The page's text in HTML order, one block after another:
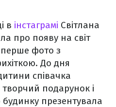
в інстаграмі Світлана
про появу на світ
фото з
До дня
співачка
подарунок і
презентувала